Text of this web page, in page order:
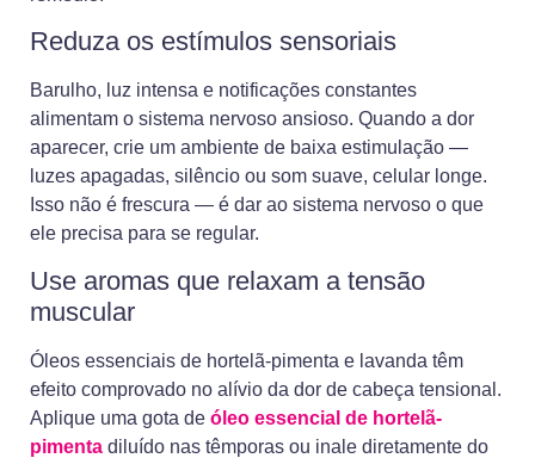
Reduza os estímulos sensoriais
Barulho, luz intensa e notificações constantes
alimentam o sistema nervoso ansioso. Quando a dor
aparecer, crie um ambiente de baixa estimulação —
luzes apagadas, silêncio ou som suave, celular longe.
Isso não é frescura — é dar ao sistema nervoso o que
ele precisa para se regular.
Use aromas que relaxam a tensão
muscular
Óleos essenciais de hortelã-pimenta e lavanda têm
efeito comprovado no alívio da dor de cabeça tensional.
Aplique uma gota de óleo essencial de hortelã-
pimenta diluído nas têmporas ou inale diretamente do